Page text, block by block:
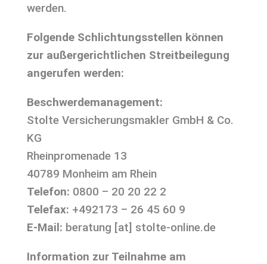
werden.
Folgende Schlichtungsstellen können
zur außergerichtlichen Streitbeilegung
angerufen werden:
Beschwerdemanagement:
Stolte Versicherungsmakler GmbH & Co.
KG
Rheinpromenade 13
40789 Monheim am Rhein
Telefon: 0800 – 20 20 22 2
Telefax: +492173 – 26 45 60 9
E-Mail: beratung [at] stolte-online.de
Information zur Teilnahme am